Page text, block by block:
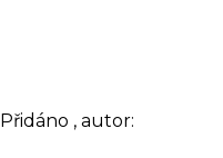
Přidáno , autor: